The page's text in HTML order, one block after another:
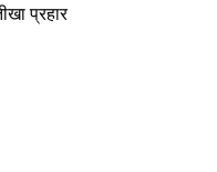
प्रहार